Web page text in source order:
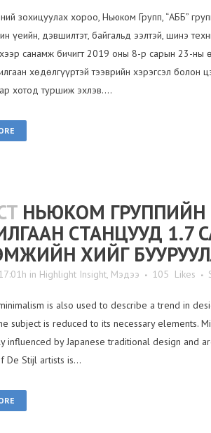
зохицуулах хороо, Ньюком Групп, “АББ”
үеийн, дэвшилтэт, байгальд ээлтэй, шинэ
санамж бичигт 2019 оны 8-р сарын 23-ны
хөдөлгүүртэй тээврийн хэрэгсэл болон
хотод туршиж эхлэв....
НЬЮКОМ ГРУППИЙН
СТАНЦУУД 1.7
ХИЙГ
in Highlight Insight, Мэдээ 105 Likes
is also used to describe a trend in
subject is reduced to its necessary elements.
influenced by Japanese traditional design and
De Stijl artists is...